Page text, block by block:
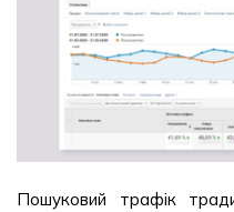
Пошуковий трафік